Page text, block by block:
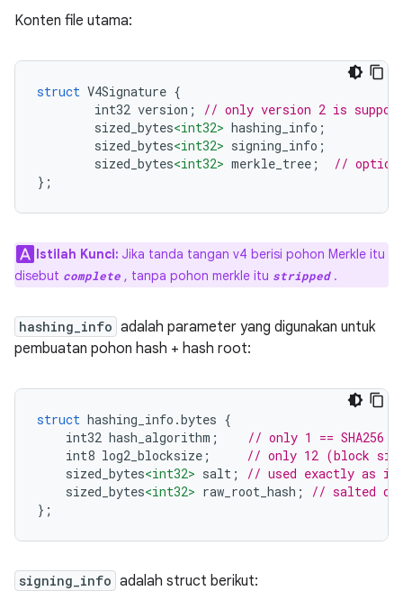
Konten file utama:
struct V4Signature {
int32 version ;
// only version 2 is
sized_bytes<int32> hashing_info ;
sized_bytes<int32> signing_info ;
sized_bytes<int32> merkle_tree ;
//
};
Istilah Kunci: Jika tanda tangan v4 berisi pohon Merkle itu
disebut complete , tanpa pohon merkle itu stripped.
hashing_info adalah parameter yang digunakan untuk
pembuatan pohon hash + hash root:
struct hashing_info .bytes {
int32 hash_algorithm ;
// only 1 == SHA256
int8 log2_blocksize ;
// only 12 (block size
sized_bytes<int32> salt ;
// used exactly as
sized_bytes<int32> raw_root_hash ;
// salted
};
signing_info adalah struct berikut: